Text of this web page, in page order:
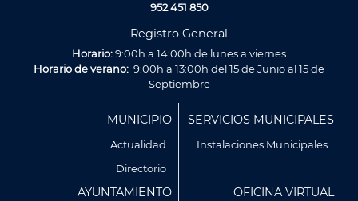
952 451 850
Registro General
Horario:9:00h a 14:00h de lunes a viernes
Horario de verano: 9:00h a 13:00h del 15 de Junio al 15 de
Septiembre
MUNICIPIO
Actualidad
Directorio
SERVICIOS MUNICIPALES
Instalaciones Municipales
AYUNTAMIENTO OFICINA VIRTUAL